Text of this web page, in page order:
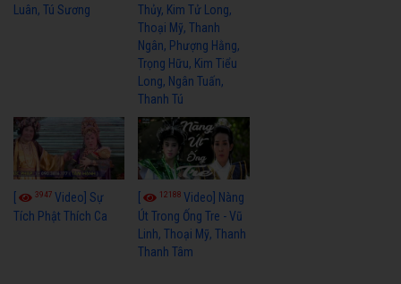
Luân, Tú Sương
Thủy, Kim Tử Long,
Thoại Mỹ, Thanh
Ngân, Phượng Hằng,
Trọng Hữu, Kim Tiểu
Long, Ngân Tuấn,
Thanh Tú
[ 3947 Video] Sự
Tích Phật Thích Ca
[ 12188Video] Nàng
Út Trong Ống Tre - Vũ
Linh, Thoại Mỹ, Thanh
Thanh Tâm